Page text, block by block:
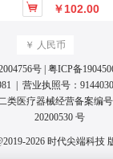

￥102.00
￥ 人民币
号 粤ICP备
| 营业执照号：
类医疗器械经营备案编号
20200530 号
2026 时代尖端科技